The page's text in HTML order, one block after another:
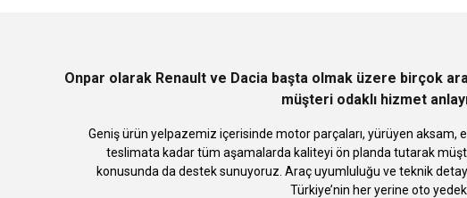
Onpar olarak Renault ve Dacia başta olmak üzere birçok
müşteri odaklı hizmet
Geniş ürün yelpazemiz içerisinde motor parçaları, yürüyen aksam,
teslimata kadar tüm aşamalarda kaliteyi ön planda tutarak
konusunda da destek sunuyoruz. Araç uyumluluğu ve teknik
Türkiye’nin her yerine oto